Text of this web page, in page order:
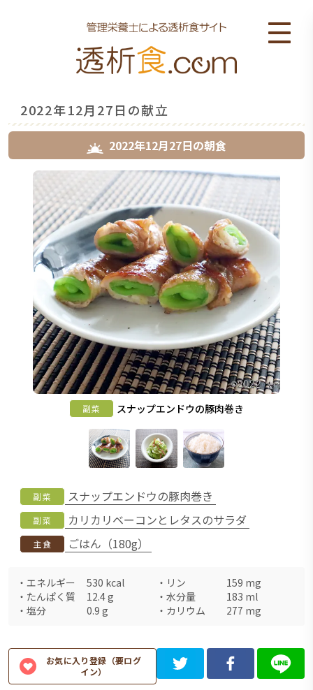
2022年12月27日の献立
2022年12月27日の朝食
副菜 スナップエンドウの豚肉巻き
副菜 スナップエンドウの豚肉巻き
副菜 カリカリベーコンとレタスのサラダ
主食 ごはん（180g）
・ エネルギー 530 kcal ・ リン 159 mg
・ たんぱく質 12.4g ・ 水分量 183 ml
・ 塩分 0.9 g ・ カリウム 277 mg
お気に入り登録（要ログ
イン）